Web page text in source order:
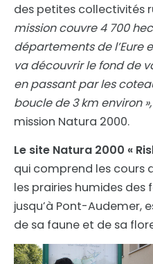
des petites collectivités
mission couvre 4 700
départements de l’Eure
va découvrir le fond de
en passant par les
boucle de 3 km environ »,
mission Natura 2000.
Le site Natura 2000 «
qui comprend les cours
les prairies humides des
jusqu’à Pont-Audemer,
de sa faune et de sa